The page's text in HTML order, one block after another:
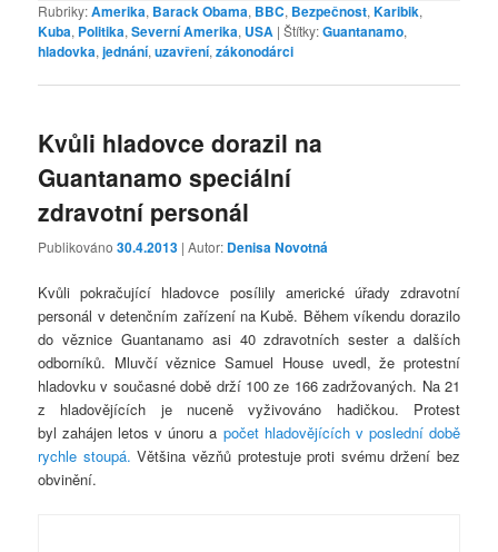
Rubriky:Amerika, Barack Obama, BBC, Bezpečnost,Karibik,
Kuba, Politika,Severní Amerika, USA |Štítky:Guantanamo,
hladovka,jednání,uzavření,zákonodárci
Kvůli hladovce dorazil na
Guantanamo speciální
zdravotní personál
Publikováno30.4.2013 | Autor: Denisa Novotná
Kvůli pokračující hladovce posílily americké úřady zdravotní
personál v detenčním zařízení na Kubě. Během víkendu dorazilo
do věznice Guantanamo asi 40 zdravotních sester a dalších
odborníků. Mluvčí věznice Samuel House uvedl, že protestní
hladovku v současné době drží 100 ze 166 zadržovaných. Na 21
z hladovějících je nuceně vyživováno hadičkou. Protest
byl zahájen letos v únoru a počet hladovějících v poslední době
rychle stoupá. Většina vězňů protestuje proti svému držení bez
obvinění.